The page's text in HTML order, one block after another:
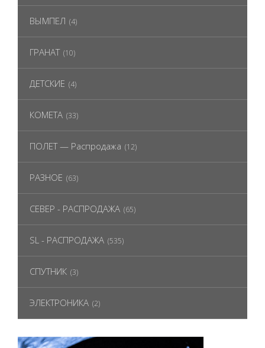
ВЫМПЕЛ (4)
ГРАНАТ (10)
ДЕТСКИЕ (4)
КОМЕТА (33)
ПОЛЕТ — Распродажа (12)
РАЗНОЕ (63)
СЕВЕР - РАСПРОДАЖА (65)
SL - РАСПРОДАЖА (535)
СПУТНИК (3)
ЭЛЕКТРОНИКА (2)